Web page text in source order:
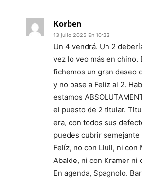
Korben
13 julio 2025 En 10:23
Un 4 vendrá. Un 2
vez lo veo más en chino.
fichemos un gran deseo
y no pase a Felíz al 2.
estamos
el puesto de 2 titular.
era, con todos sus
puedes cubrir semejante
Felíz, no con Llull, ni con
Abalde, ni con Kramer ni
En agenda, Spagnolo.